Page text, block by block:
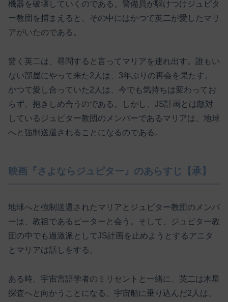
機器を破壊していくのである。警備員が駆けつけジュピタ
ー教団を捕まえると、その中にはかつて英二が愛したマリ
アがいたのである。
驚く英二は、尋問すると言ってマリアを連れ出す。誰もい
ない部屋にやって来た2人は、3年ぶりの再会を果たす。
かつて愛し合っていた2人は、今でも気持ちは変わってお
らず、抱きしめ合うのである。しかし、JS計画とは敵対
しているジュピター教団のメンバーであるマリアは、地球
へと強制送還されることになるのである。
映画『さよならジュピター』のあらすじ【承】
地球へと強制送還されたマリアとジュピター教団のメンバ
ーは、教祖であるピーターと会う。そして、ジュピター教
団の中でも過激派としてJS計画を止めようとするアニタ
とマリアは話しをする。
ある時、宇宙言語学者のミリセントと一緒に、英二は木星
探査へと向かうことになる。宇宙船に乗り込んだ2人は、